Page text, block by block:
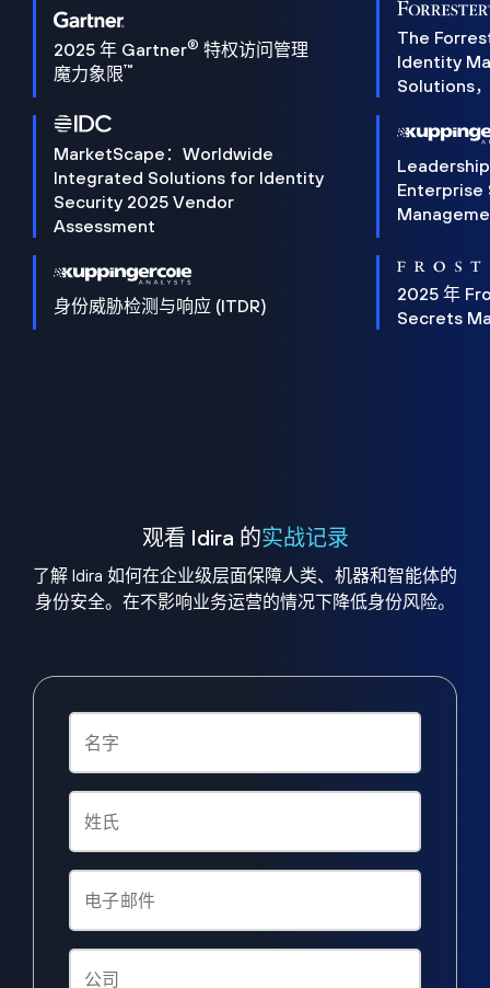
2025 年 Gartner® 特权访问管理
魔力象限™
The
Identity
Solutions
MarketScape：Worldwide
Integrated Solutions for Identity
Security 2025 Vendor
Assessment
Enterprise
身份威胁检测与响应 (ITDR)
2025 年
Secrets
观看 Idira 的实战记录
了解 Idira 如何在企业级层面保障人类、机器和智能体的
身份安全。在不影响业务运营的情况下降低身份风险。